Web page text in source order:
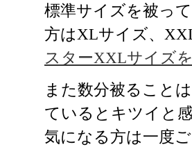
標準サイズを被っ
方はXLサイズ、
スターXXLサイズ
また数分被ること
ているとキツイと
気になる方は一度